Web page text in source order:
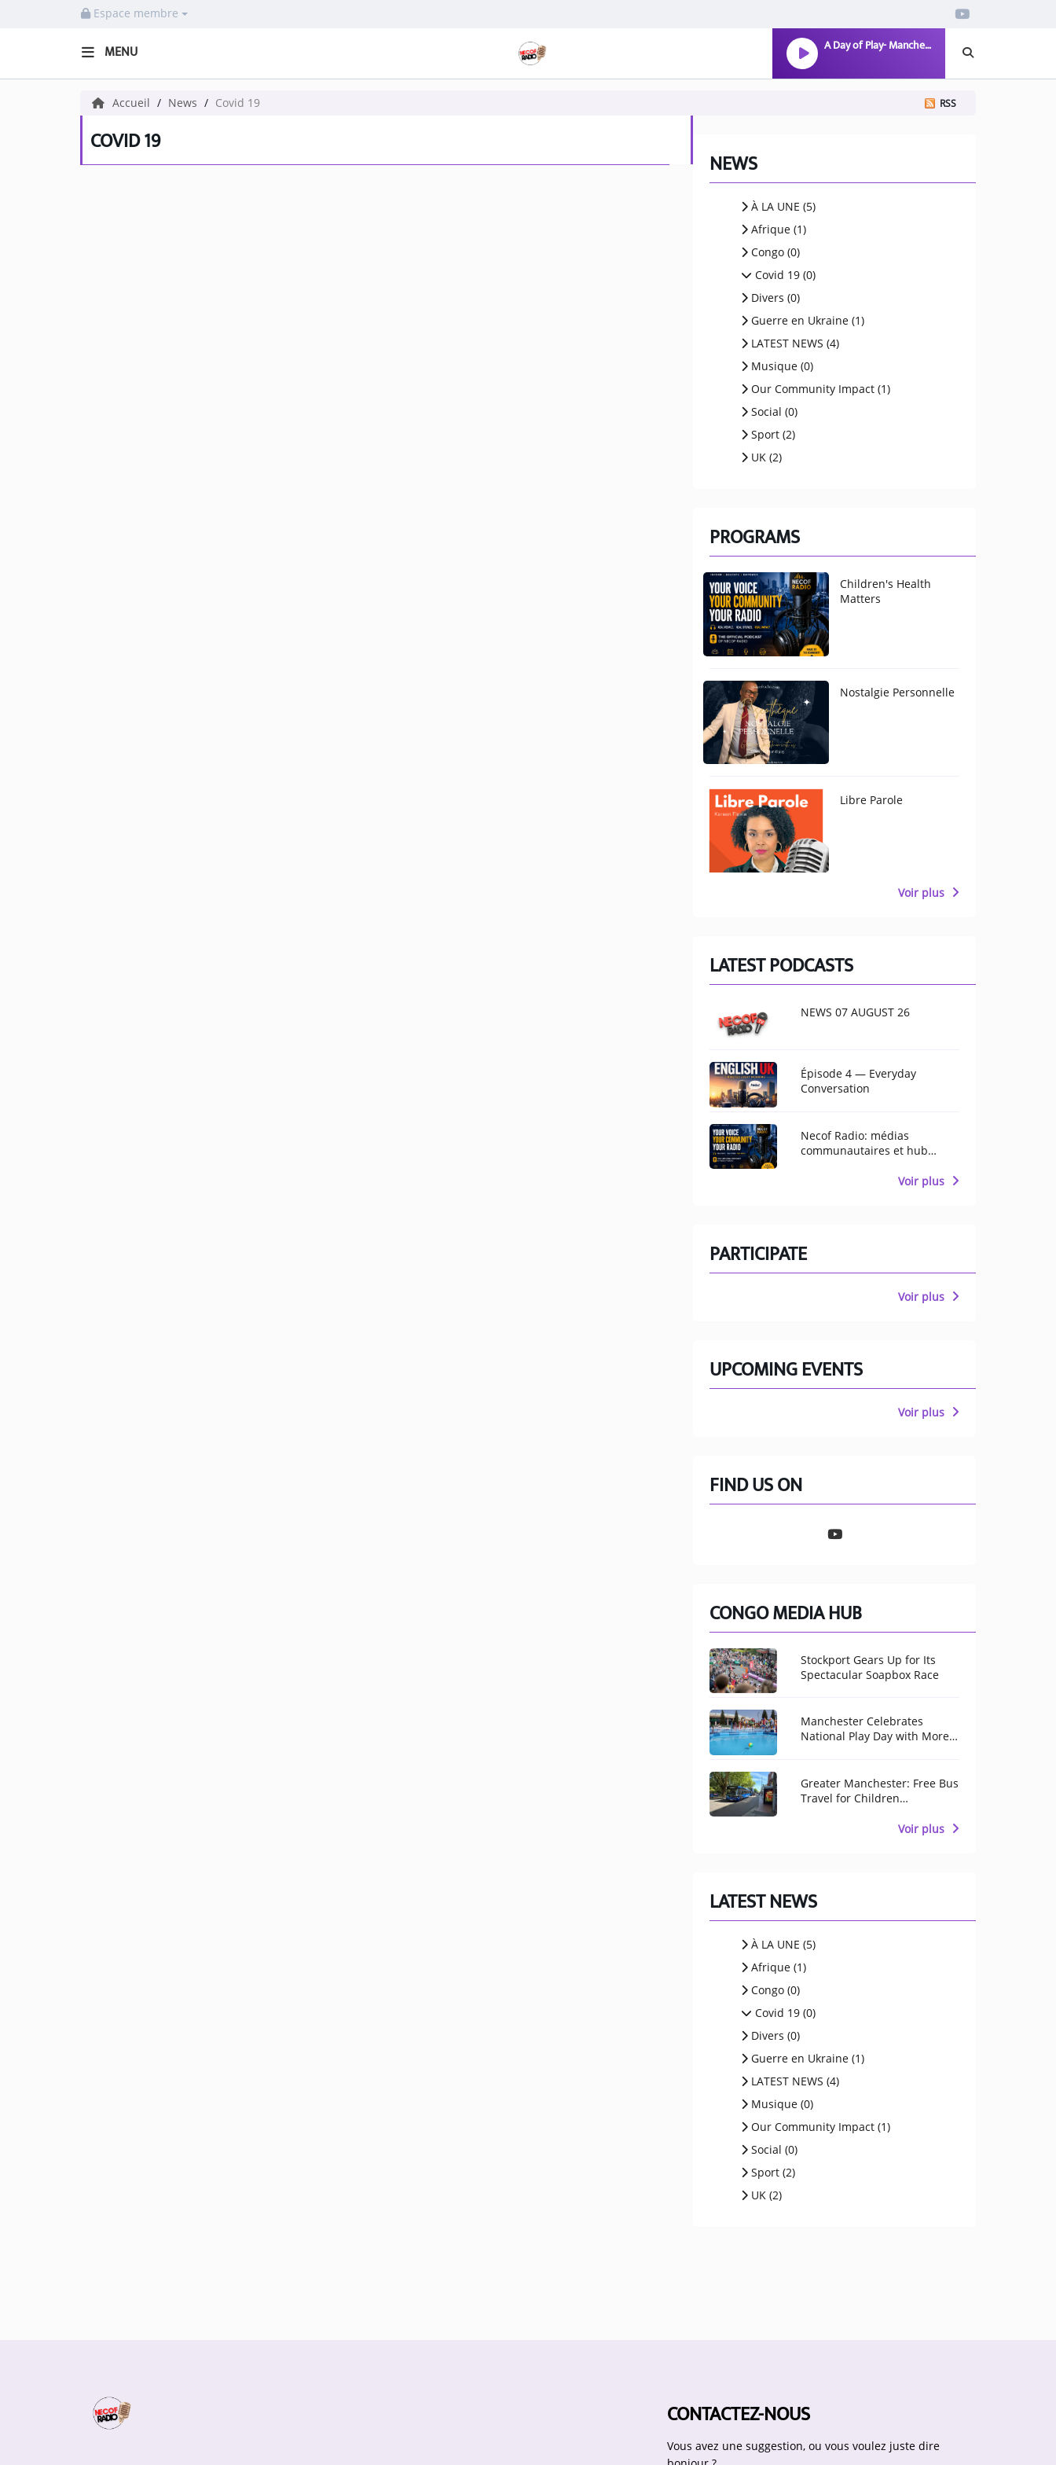
Espace membre
MENU A Day of Play- Manchester Celebrates National Play Day
HOME NECOF
LOCAL NEWS
Accueil News Covid 19 RSS
COVID 19
NEWS
À LA UNE (5)
Afrique (1)
Congo (0)
Covid 19 (0)
Divers (0)
Guerre en Ukraine (1)
LATEST NEWS (4)
Musique (0)
Our Community Impact (1)
Social (0)
Sport (2)
UK (2)
PROGRAMS
Children's Health
Matters
Nostalgie Personnelle
Libre Parole
Voir plus
LATEST PODCASTS
NEWS 07 AUGUST 26
Épisode 4 — Everyday
Conversation
Necof Radio: médias
communautaires et hub
Voir plus
PARTICIPATE
Voir plus
UPCOMING EVENTS
Voir plus
FIND US ON
CONGO MEDIA HUB
Stockport Gears Up for Its
Spectacular Soapbox Race
Manchester Celebrates
National Play Day with More
Greater Manchester: Free Bus
Travel for Children
Voir plus
LATEST NEWS
À LA UNE (5)
Afrique (1)
Congo (0)
Covid 19 (0)
Divers (0)
Guerre en Ukraine (1)
LATEST NEWS (4)
Musique (0)
Our Community Impact (1)
Social (0)
Sport (2)
UK (2)
CONTACTEZ-NOUS
Vous avez une suggestion, ou vous voulez juste dire